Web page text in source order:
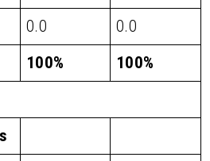
0.0
0.0
100% 100%